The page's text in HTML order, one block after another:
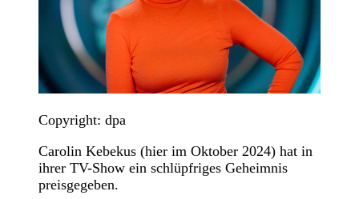
Copyright: dpa
Carolin Kebekus (hier im Oktober 2024) hat in
ihrer TV-Show ein schlüpfriges Geheimnis
preisgegeben.